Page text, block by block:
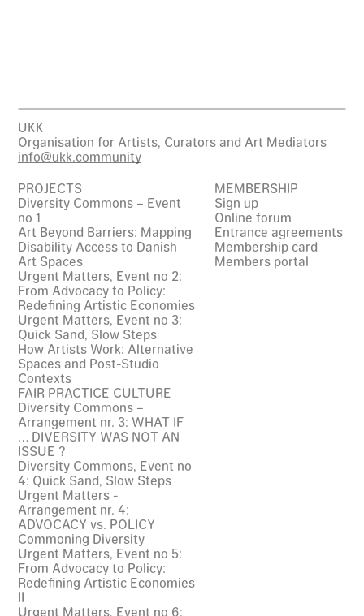
UKK
Organisation for Artists, Curators and Art Mediators
info@ukk.community
PROJECTS
Diversity Commons – Event
no 1
Art Beyond Barriers: Mapping
Disability Access to Danish
Art Spaces
Urgent Matters, Event no 2:
From Advocacy to Policy:
Redefining Artistic Economies
Urgent Matters, Event no 3:
Quick Sand, Slow Steps
How Artists Work: Alternative
Spaces and Post-Studio
Contexts
FAIR PRACTICE CULTURE
Diversity Commons –
Arrangement nr. 3: WHAT IF
… DIVERSITY WAS NOT AN
ISSUE ?
Diversity Commons, Event no
4: Quick Sand, Slow Steps
Urgent Matters -
Arrangement nr. 4:
ADVOCACY vs. POLICY
Commoning Diversity
Urgent Matters, Event no 5:
From Advocacy to Policy:
Redefining Artistic Economies
II
Urgent Matters, Event no 6:
MEMBERSHIP
Sign up
Online forum
Entrance agreements
Membership card
Members portal